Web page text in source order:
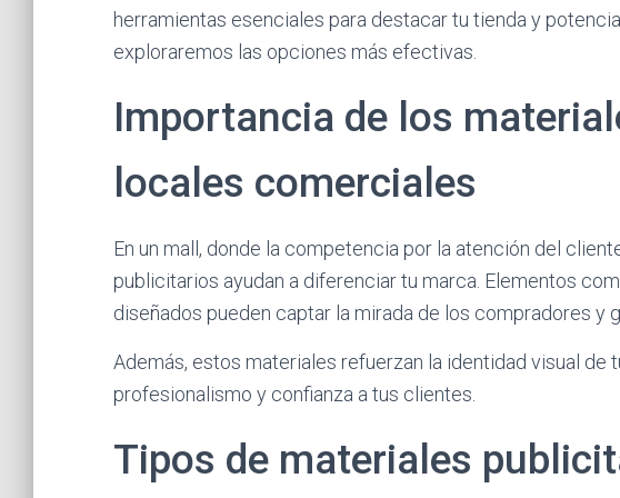
herramientas esenciales para destacar tu tienda y
exploraremos las opciones más efectivas.
Importancia de los
locales comerciales
En un mall, donde la competencia por la atención del
publicitarios ayudan a diferenciar tu marca. Elementos
diseñados pueden captar la mirada de los compradores y
Además, estos materiales refuerzan la identidad visual de
profesionalismo y confianza a tus clientes.
Tipos de materiales